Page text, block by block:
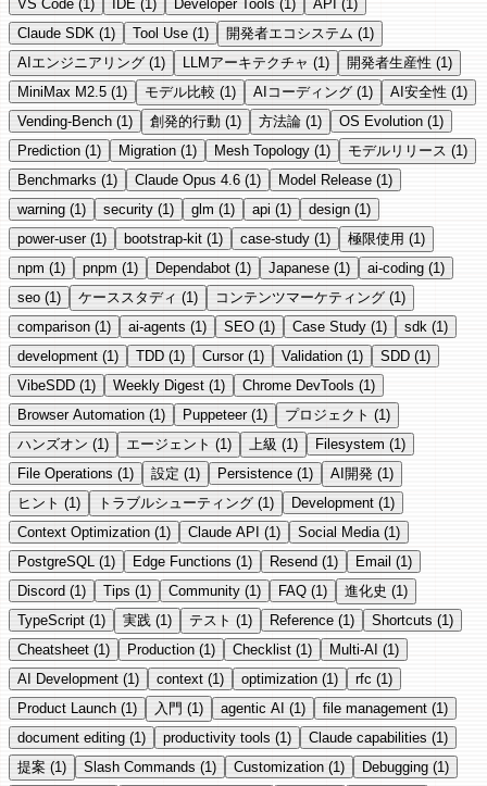
VS Code (1) IDE (1) Developer Tools (1) API (1)
Claude SDK (1) Tool Use (1) 開発者エコシステム (1)
AIエンジニアリング (1) LLMアーキテクチャ (1) 開発者生産性 (1)
MiniMax M2.5 (1) モデル比較 (1) AIコーディング (1) AI安全性 (1)
Vending-Bench (1) 創発的行動 (1) 方法論 (1) OS Evolution (1)
Prediction (1) Migration (1) Mesh Topology (1) モデルリリース (1)
Benchmarks (1) Claude Opus 4.6 (1) Model Release (1)
warning (1) security (1) glm (1) api (1) design (1)
power-user (1) bootstrap-kit (1) case-study (1) 極限使用 (1)
npm (1) pnpm (1) Dependabot (1) Japanese (1) ai-coding (1)
seo (1) ケーススタディ (1) コンテンツマーケティング (1)
comparison (1) ai-agents (1) SEO (1) Case Study (1) sdk (1)
development (1) TDD (1) Cursor (1) Validation (1) SDD (1)
VibeSDD (1) Weekly Digest (1) Chrome DevTools (1)
Browser Automation (1) Puppeteer (1) プロジェクト (1)
ハンズオン (1) エージェント (1) 上級 (1) Filesystem (1)
File Operations (1) 設定 (1) Persistence (1) AI開発 (1)
ヒント (1) トラブルシューティング (1) Development (1)
Context Optimization (1) Claude API (1) Social Media (1)
PostgreSQL (1) Edge Functions (1) Resend (1) Email (1)
Discord (1) Tips (1) Community (1) FAQ (1) 進化史 (1)
TypeScript (1) 実践 (1) テスト (1) Reference (1) Shortcuts (1)
Cheatsheet (1) Production (1) Checklist (1) Multi-AI (1)
AI Development (1) context (1) optimization (1) rfc (1)
Product Launch (1) 入門 (1) agentic AI (1) file management (1)
document editing (1) productivity tools (1) Claude capabilities (1)
提案 (1) Slash Commands (1) Customization (1) Debugging (1)